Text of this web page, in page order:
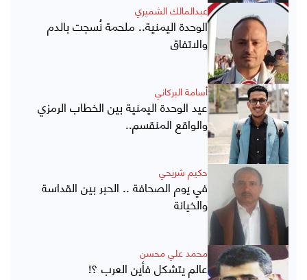
عبدالمالك الشميري
الوحدة اليمنية.. ملحمة نُسجت بالدم
والاتفاق
أسامة البركاني
عيد الوحدة اليمنية بين الخطاب الرمزي
والواقع المنقسم..
حكيم شريحي
في يوم الصحافة .. الحبر بين القداسة
والخيانة
محمد علي محسن
عالم يتشكل فأين العرب ؟!